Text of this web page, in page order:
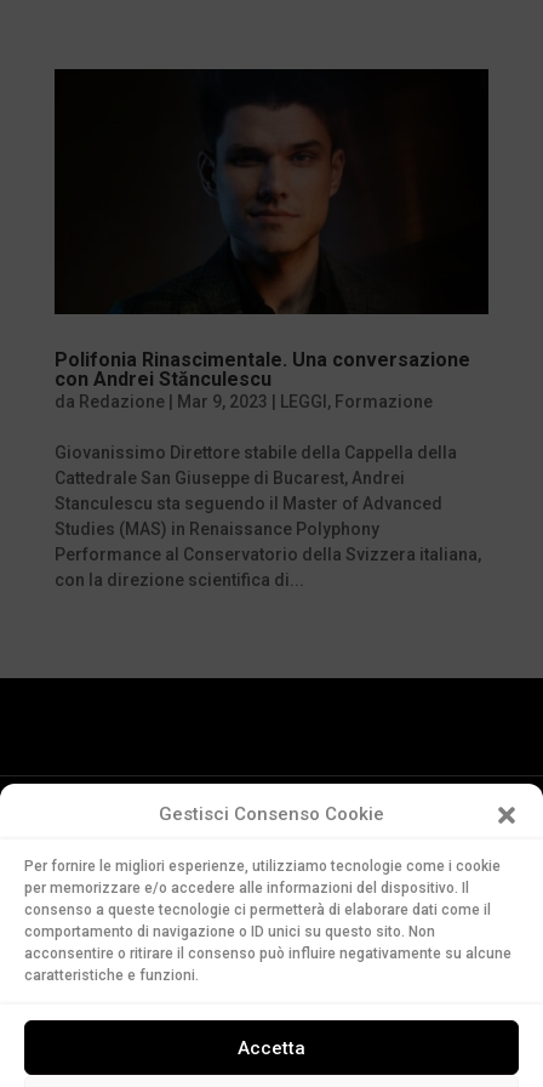
Gestisci Consenso Cookie
Per fornire le migliori esperienze, utilizziamo tecnologie come i cookie
per memorizzare e/o accedere alle informazioni del dispositivo. Il
consenso a queste tecnologie ci permetterà di elaborare dati come il
comportamento di navigazione o ID unici su questo sito. Non
acconsentire o ritirare il consenso può influire negativamente su alcune
caratteristiche e funzioni.
Accetta
Polifonia Rinascimentale. Una conversazione
con Andrei Stănculescu
da Redazione| Mar 9, 2023 | LEGGI, Formazione
Giovanissimo Direttore stabile della Cappella della
Cattedrale San Giuseppe di Bucarest, Andrei
Stanculescu sta seguendo il Master of Advanced
Studies (MAS) in Renaissance Polyphony
Performance al Conservatorio della Svizzera italiana,
con la direzione scientifica di...
della Svizzera Italiana
Via Soldino 9
CH-6900 Lugano
T. +41 91 960 30 40
LEGGI